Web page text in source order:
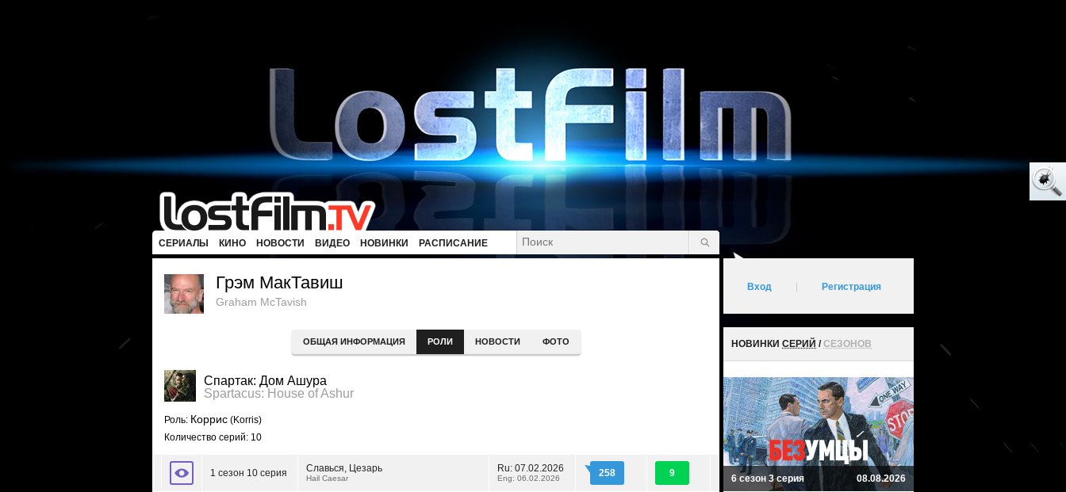
СЕРИАЛЫ КИНО НОВОСТИ ВИДЕО НОВИНКИ РАСПИСАНИЕ
Грэм МакТавиш
Graham McTavish
ОБЩАЯ ИНФОРМАЦИЯ РОЛИ НОВОСТИ ФОТО
Спартак: Дом Ашура
Spartacus: House of Ashur
Роль: Коррис (Korris)
Количество серий: 10
1 сезон 10 серия Славься, Цезарь
Hail Caesar
Ru: 07.02.2026
Eng: 06.02.2026 258 9
Вход Регистрация
НОВИНКИ СЕРИЙ /СЕЗОНОВ
6 сезон 3 серия 08.08.2026